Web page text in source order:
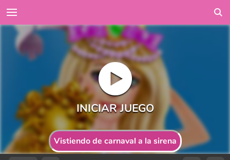
Vistiendo de carnaval a la sirena